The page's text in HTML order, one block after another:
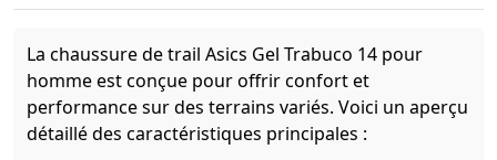
La chaussure de trail Asics Gel Trabuco 14 pour
homme est conçue pour offrir confort et
performance sur des terrains variés. Voici un aperçu
détaillé des caractéristiques principales :